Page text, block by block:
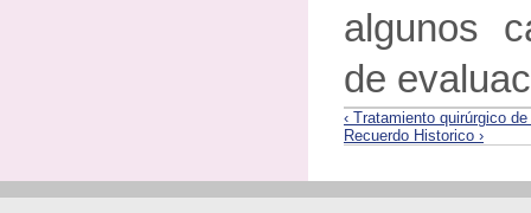
algunos
de
‹ Tratamiento quirúrgico
Recuerdo Historico ›